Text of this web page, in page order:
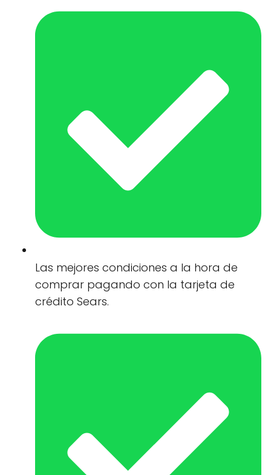
Las mejores condiciones a la hora de
comprar pagando con la tarjeta de
crédito Sears.